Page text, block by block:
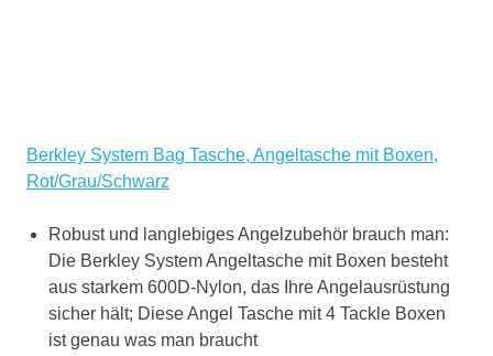
Berkley System Bag Tasche, Angeltasche mit Boxen,
Rot/Grau/Schwarz
Robust und langlebiges Angelzubehör brauch man:
Die Berkley System Angeltasche mit Boxen besteht
aus starkem 600D-Nylon, das Ihre Angelausrüstung
sicher hält; Diese Angel Tasche mit 4 Tackle Boxen
ist genau was man braucht